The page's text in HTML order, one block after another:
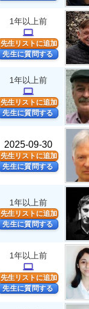
1年以上前
computer
先生リストに追加
先生に質問する
1年以上前
computer
先生リストに追加
先生に質問する
2025-09-30
先生リストに追加
先生に質問する
1年以上前
先生リストに追加
先生に質問する
1年以上前
computer
先生リストに追加
先生に質問する